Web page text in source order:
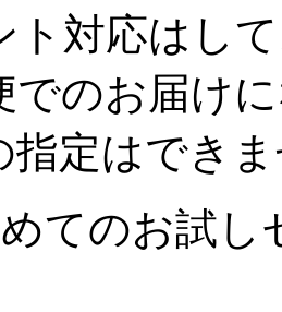
対応はし
のお届け
定はでき
てのお試し